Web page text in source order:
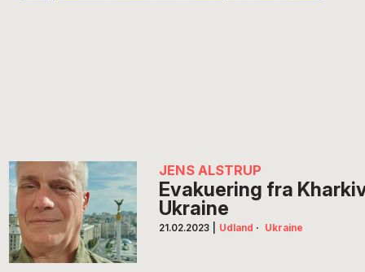
JENS ALSTRUP
Evakuering fra
Ukraine
21.02.2023 Udland · Ukraine